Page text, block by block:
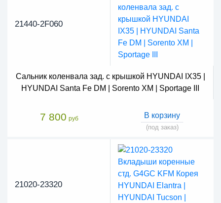
21440-2F060
Сальник коленвала зад. с крышкой HYUNDAI IX35 |
HYUNDAI Santa Fe DM | Sorento XM | Sportage III
7 800 руб В корзину
(под заказ)
21020-23320